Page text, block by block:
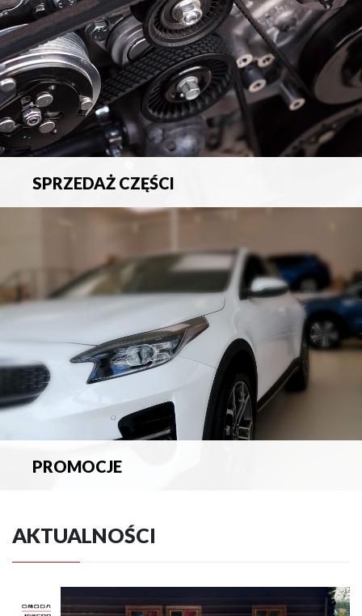
SPRZEDAŻ CZĘŚCI
Sprzedaż oryginalnych części samochodowych oraz
PROMOCJE
AKTUALNOŚCI